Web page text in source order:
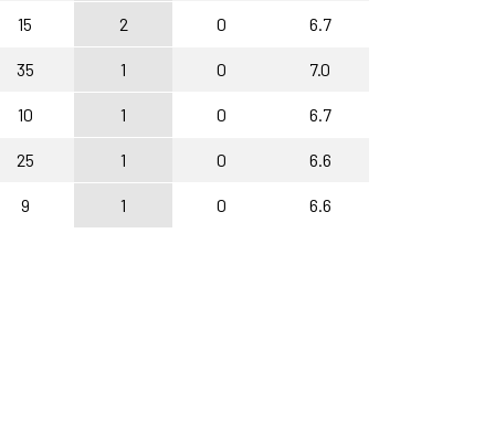
15 2 0 6.7
35 1 0 7.0
10 1 0 6.7
25 1 0 6.6
9 1 0 6.6